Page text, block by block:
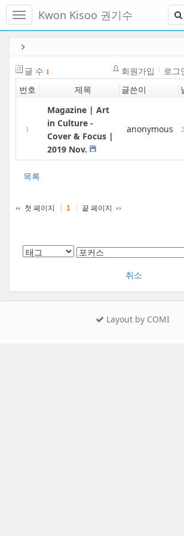
메
토
Kwon Kisoo 권기수
글 수 1 회원가입
로그
번호
제목 글쓴이
1
Magazine | Art
in Culture -
Cover & Focus |
2019 Nov.
anonymous
목록
첫 페이지 1 끝 페이지
취소
Layout by COMI